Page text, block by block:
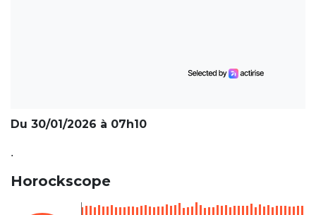
Du 30/01/2026 à 07h10
.
Horockscope